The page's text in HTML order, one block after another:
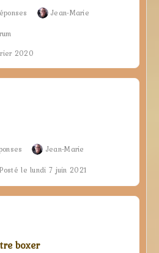
Jean-Marie
2020
Jean-Marie
Posté le lundi 7 juin 2021
boxer